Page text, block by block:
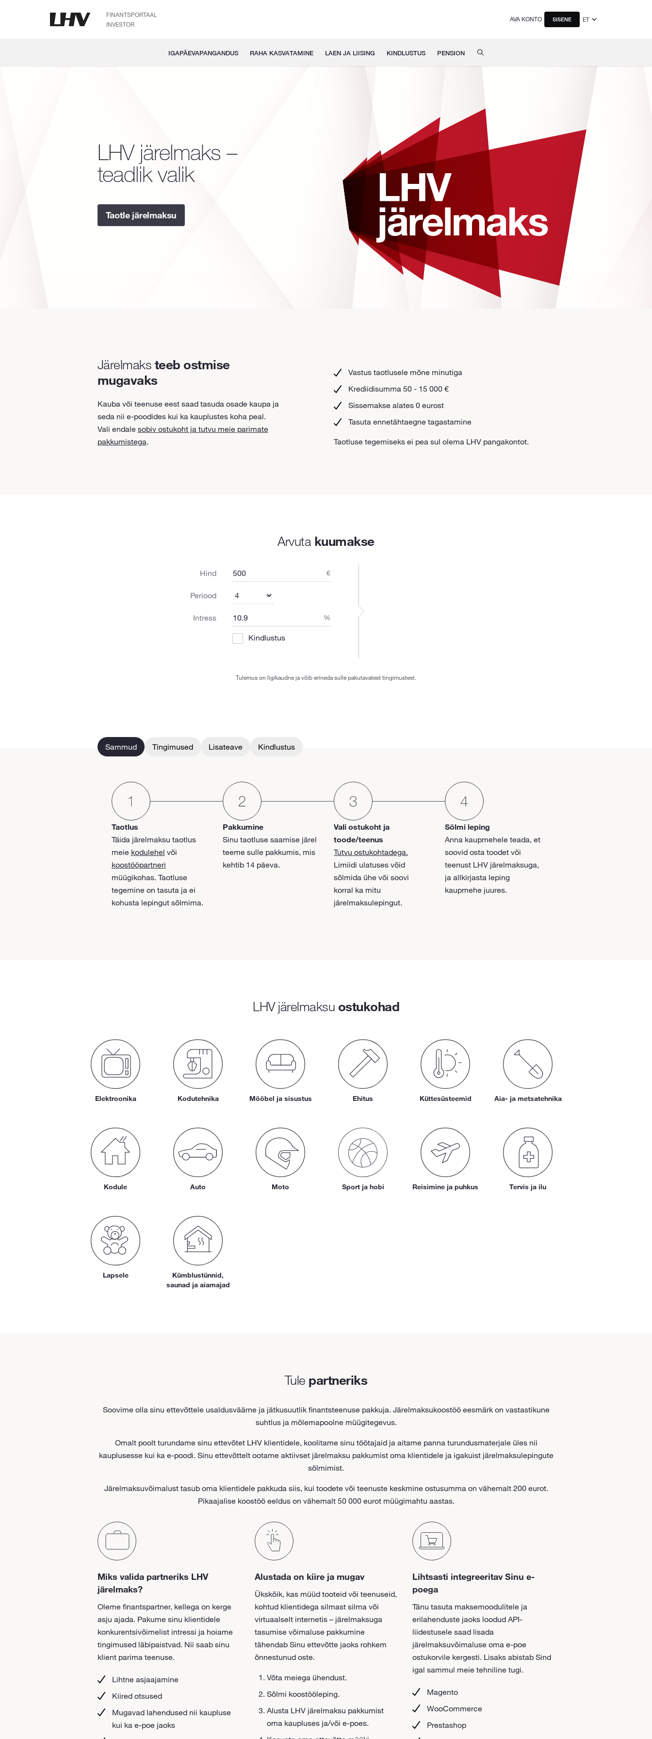
FINANTSPORTAAL
INVESTOR
AVA KONTO SISENE ET
IGAPÄEVAPANGANDUS RAHA KASVATAMINE LAEN JA LIISING KINDLUSTUS PENSION
LHV järelmaks –
teadlik valik
Taotle järelmaksu
Järelmaks teeb ostmise
mugavaks
Kauba või teenuse eest saad tasuda osade kaupa ja
seda nii e-poodides kui ka kauplustes koha peal.
Vali endale sobiv ostukoht ja tutvu meie parimate
pakkumistega.
Vastus taotlusele mõne minutiga
Krediidisumma 50 - 15 000 €
Sissemakse alates 0 eurost
Tasuta ennetähtaegne tagastamine
Taotluse tegemiseks ei pea sul olema LHV pangakontot.
Arvuta kuumakse
Hind €
Periood
Intress %
Kindlustus
Tulemus on ligikaudne ja võib erineda sulle pakutavatest tingimustest.
Sammud Tingimused Lisateave Kindlustus
Taotlus
Täida järelmaksu taotlus
meie kodulehel või
koostööpartneri
müügikohas. Taotluse
tegemine on tasuta ja ei
kohusta lepingut sõlmima.
Pakkumine
Sinu taotluse saamise järel
teeme sulle pakkumis, mis
kehtib 14 päeva.
Vali ostukoht ja
toode/teenus
Tutvu ostukohtadega.
Limiidi ulatuses võid
sõlmida ühe või soovi
korral ka mitu
järelmaksulepingut.
Sõlmi leping
Anna kaupmehele teada, et
soovid osta toodet või
teenust LHV järelmaksuga,
ja allkirjasta leping
kaupmehe juures.
LHV järelmaksu ostukohad
Elektroonika Kodutehnika Mööbel ja sisustus Ehitus Küttesüsteemid Aia- ja metsatehnika
Kodule Auto Moto Sport ja hobi Reisimine ja puhkus Tervis ja ilu
Lapsele
Kümblustünnid,
saunad ja aiamajad
Tule partneriks
Soovime olla sinu ettevõttele usaldusväärne ja jätkusuutlik finantsteenuse pakkuja. Järelmaksukoostöö eesmärk on vastastikune
suhtlus ja mõlemapoolne müügitegevus.
Omalt poolt turundame sinu ettevõtet LHV klientidele, koolitame sinu töötajaid ja aitame panna turundusmaterjale üles nii
kauplusesse kui ka e-poodi. Sinu ettevõttelt ootame aktiivset järelmaksu pakkumist oma klientidele ja igakuist järelmaksulepingute
sõlmimist.
Järelmaksuvõimalust tasub oma klientidele pakkuda siis, kui toodete või teenuste keskmine ostusumma on vähemalt 200 eurot.
Pikaajalise koostöö eeldus on vähemalt 50 000 eurot müügimahtu aastas.
Miks valida partneriks LHV
järelmaks?
Oleme finantspartner, kellega on kerge
asju ajada. Pakume sinu klientidele
konkurentsivõimelist intressi ja hoiame
tingimused läbipaistvad. Nii saab sinu
klient parima teenuse.
Lihtne asjaajamine
Kiired otsused
Mugavad lahendused nii kaupluse
kui ka e-poe jaoks
Alustada on kiire ja mugav
Ükskõik, kas müüd tooteid või teenuseid,
kohtud klientidega silmast silma või
virtuaalselt internetis – järelmaksuga
tasumise võimaluse pakkumine
tähendab Sinu ettevõtte jaoks rohkem
õnnestunud oste.
Võta meiega ühendust.
Sõlmi koostööleping.
Alusta LHV järelmaksu pakkumist
oma kaupluses ja/või e-poes.
Lihtsasti integreeritav Sinu e-
poega
Tänu tasuta maksemoodulitele ja
erilahenduste jaoks loodud API-
liidestusele saad lisada
järelmaksuvõimaluse oma e-poe
ostukorvile kergesti. Lisaks abistab Sind
igal sammul meie tehniline tugi.
Magento
WooCommerce
Prestashop